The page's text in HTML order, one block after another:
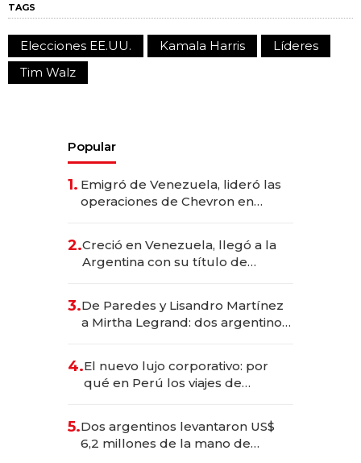
TAGS
Elecciones EE.UU. Kamala Harris
Líderes
Tim Walz
Popular
1. Emigró de Venezuela, lideró las
operaciones de Chevron en
2.Creció en Venezuela, llegó a la
Argentina con su título de
las marcas "fast premium"
3.De Paredes y Lisandro Martínez
a Mirtha Legrand: dos argentinos
4.El nuevo lujo corporativo: por
qué en Perú los viajes de
transformadoras
5.Dos argentinos levantaron US$
6,2 millones de la mano de